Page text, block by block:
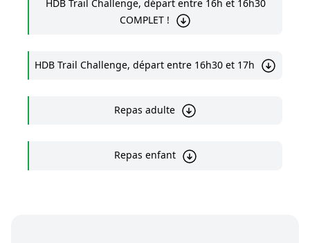
HDB Trail Challenge, départ entre 16h et 16h30
COMPLET !
HDB Trail Challenge, départ entre 16h30 et 17h
Repas adulte
Repas enfant